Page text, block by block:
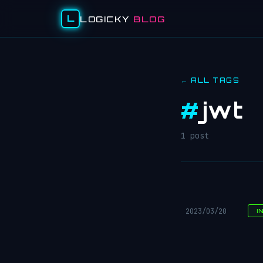
L LOGICKY BLOG
← ALL TAGS
# jwt
1 post
2023/03/20